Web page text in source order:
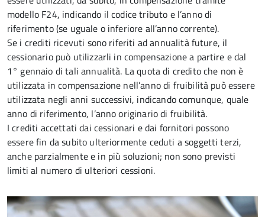
modello F24, indicando il codice tributo e l’anno di
riferimento (se uguale o inferiore all’anno corrente).
Se i crediti ricevuti sono riferiti ad annualità future, il
cessionario può utilizzarli in compensazione a partire e dal
1° gennaio di tali annualità. La quota di credito che non è
utilizzata in compensazione nell’anno di fruibilità può essere
utilizzata negli anni successivi, indicando comunque, quale
anno di riferimento, l’anno originario di fruibilità.
I crediti accettati dai cessionari e dai fornitori possono
essere fin da subito ulteriormente ceduti a soggetti terzi,
anche parzialmente e in più soluzioni; non sono previsti
limiti al numero di ulteriori cessioni.